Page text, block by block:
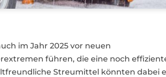
im Jahr 2025 vor neuen
führen, die eine noch
Streumittel könnten dabei